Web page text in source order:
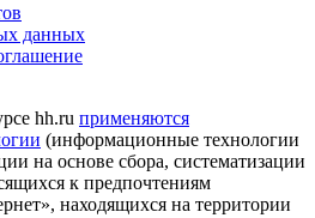
данных
hh.ru применяются
(информационные технологии
на основе сбора, систематизации
к предпочтениям
находящихся на территории